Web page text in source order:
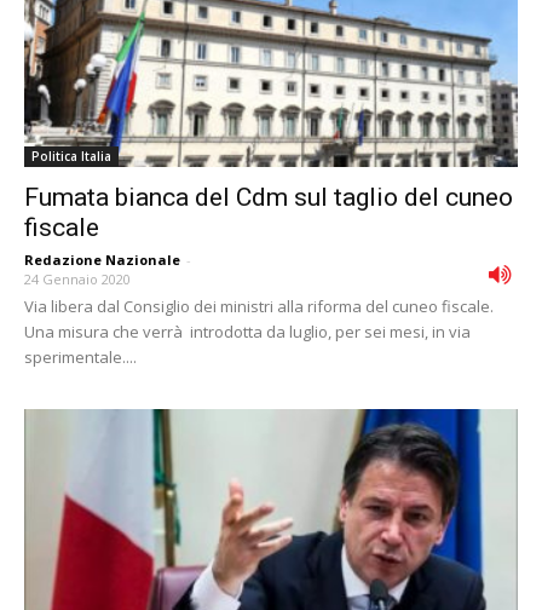
Politica Italia
Fumata bianca del Cdm sul taglio del cuneo
fiscale
Redazione Nazionale -
24 Gennaio 2020
Via libera dal Consiglio dei ministri alla riforma del cuneo fiscale.
Una misura che verrà introdotta da luglio, per sei mesi, in via
sperimentale....